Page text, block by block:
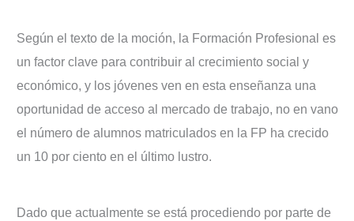
Según el texto de la moción, la Formación Profesional es
un factor clave para contribuir al crecimiento social y
económico, y los jóvenes ven en esta enseñanza una
oportunidad de acceso al mercado de trabajo, no en vano
el número de alumnos matriculados en la FP ha crecido
un 10 por ciento en el último lustro.
Dado que actualmente se está procediendo por parte de